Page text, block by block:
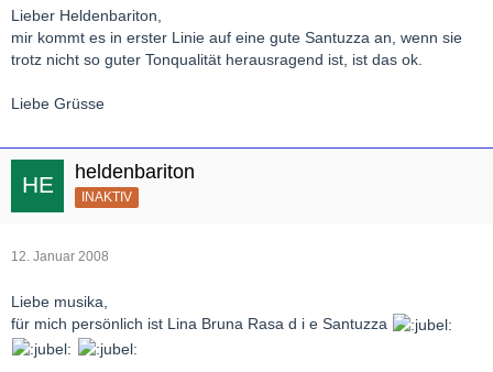
Mascagni am Pult, LIVE; 7.11.38, das ist Musiktheater der
Spitzenklasse,
sei hiermit empfohlen (es sei denn, dir ist die Tonqualität
Lieber Heldenbariton,
mir kommt es in erster Linie auf eine gute Santuzza an, wenn sie
trotz nicht so guter Tonqualität herausragend ist, ist das ok.
Liebe Grüsse
heldenbariton
INAKTIV
12. Januar 2008
Liebe musika,
für mich persönlich ist Lina Bruna Rasa d i e Santuzza